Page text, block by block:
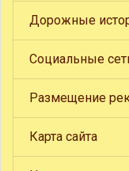
Дорожные
Социальные
Размещение
Карта сайта